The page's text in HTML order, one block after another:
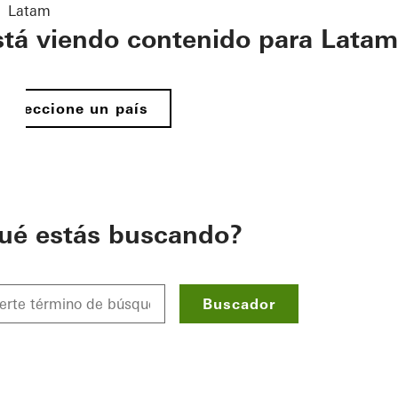
Latam
viendo contenido para Latam
Seleccione un país
estás buscando?
Buscador